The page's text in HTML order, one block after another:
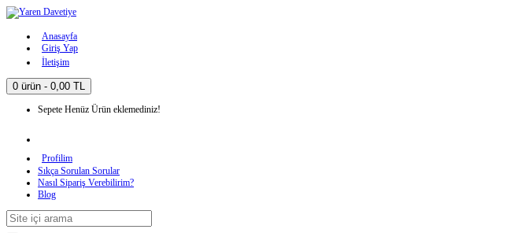
Anasayfa
Giriş Yap
İletişim
0 ürün - 0,00 TL
Sepete Henüz Ürün eklemediniz!
Profilim
Sıkça Sorulan Sorular
Nasıl Sipariş Verebilirim?
Blog